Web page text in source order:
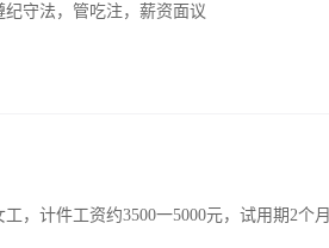
守法，管吃注，薪资面议
，计件工资约3500一5000元，试用期2个